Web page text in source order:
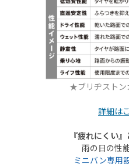
★ブリヂストン
詳細は
『疲れにくい
雨の日の性
ミニバン専用